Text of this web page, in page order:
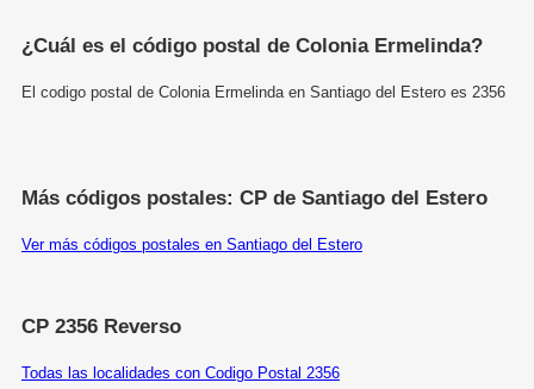
¿Cuál es el código postal de Colonia Ermelinda?
El codigo postal de Colonia Ermelinda en Santiago del Estero es 2356
Más códigos postales: CP de Santiago del Estero
Ver más códigos postales en Santiago del Estero
CP 2356 Reverso
Todas las localidades con Codigo Postal 2356